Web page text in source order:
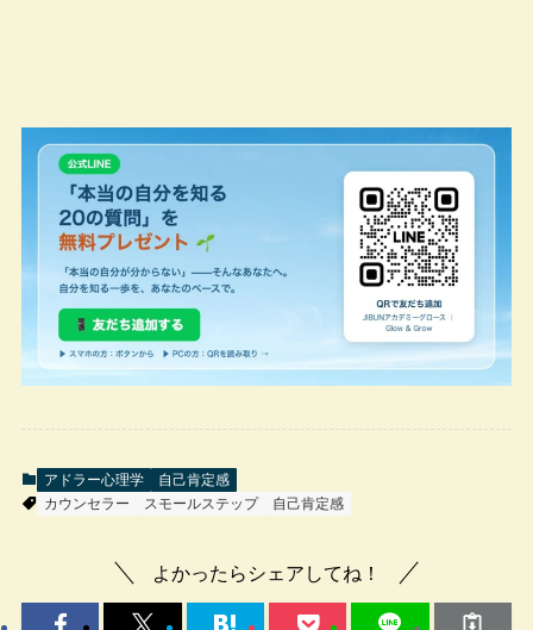
アドラー心理学
自己肯定感
カウンセラー
スモールステップ 自己肯定感
よかったらシェアしてね！